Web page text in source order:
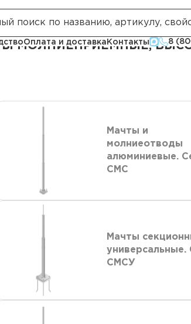
Оплата и доставка Контакты 8
Стержневые молниеотводы и мачты
МОЛНИЕПРИЕМНЫЕ,
Мачты и
молниеотводы
алюминиевые.
СМС
Мачты
универсальные.
СМСУ